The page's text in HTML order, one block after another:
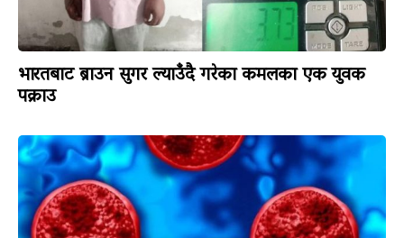
भारतबाट ब्राउन सुगर ल्याउँदै गरेका कमलका एक युवक
पक्राउ